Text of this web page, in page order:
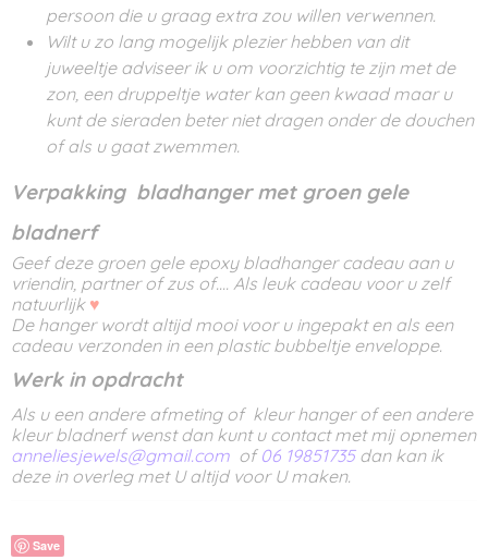
persoon die u graag extra zou willen verwennen.
Wilt u zo lang mogelijk plezier hebben van dit
juweeltje adviseer ik u om voorzichtig te zijn met de
zon, een druppeltje water kan geen kwaad maar u
kunt de sieraden beter niet dragen onder de douchen
of als u gaat zwemmen.
Verpakkingbladhanger met groen gele
bladnerf
Geef deze groen gele epoxy bladhanger cadeau aan u
vriendin, partner of zus of.... Als leuk cadeau voor u zelf
natuurlijk♥
De hanger wordt altijd mooi voor u ingepakt en als een
cadeau verzonden in een plastic bubbeltje enveloppe.
Werk in opdracht
Als u een andere afmeting of kleur hanger of een andere
kleur bladnerf wenst dan kunt u contact met mij opnemen
anneliesjewels@gmail.com of 06 19851735dan kan ik
deze in overleg met U altijd voor U maken.
Save